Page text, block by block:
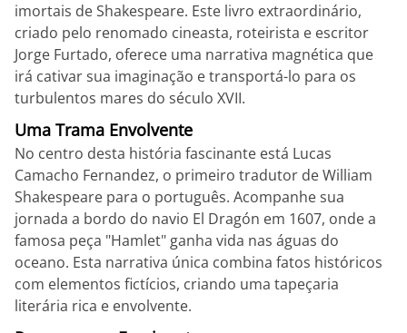
imortais de Shakespeare. Este livro extraordinário,
criado pelo renomado cineasta, roteirista e escritor
Jorge Furtado, oferece uma narrativa magnética que
irá cativar sua imaginação e transportá-lo para os
turbulentos mares do século XVII.
Uma Trama Envolvente
No centro desta história fascinante está Lucas
Camacho Fernandez, o primeiro tradutor de William
Shakespeare para o português. Acompanhe sua
jornada a bordo do navio El Dragón em 1607, onde a
famosa peça "Hamlet" ganha vida nas águas do
oceano. Esta narrativa única combina fatos históricos
com elementos fictícios, criando uma tapeçaria
literária rica e envolvente.